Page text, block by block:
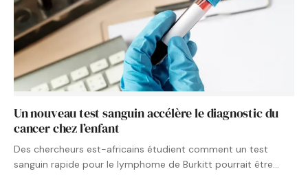
Un nouveau test sanguin accélère le diagnostic du
cancer chez l’enfant
Des chercheurs est-africains étudient comment un test
sanguin rapide pour le lymphome de Burkitt pourrait être